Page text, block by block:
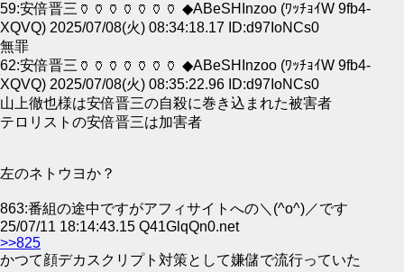
59:安倍晋三🏺🏺🏺🏺🏺🏺🏺 ◆ABeSHInzoo (ﾜｯﾁｮｲW 9fb4-
XQVQ) 2025/07/08(火) 08:34:18.17 ID:d97IoNCs0
無罪
62:安倍晋三🏺🏺🏺🏺🏺🏺🏺 ◆ABeSHInzoo (ﾜｯﾁｮｲW 9fb4-
XQVQ) 2025/07/08(火) 08:35:22.96 ID:d97IoNCs0
山上徹也様は安倍晋三の自殺に巻き込まれた被害者
テロリストの安倍晋三は加害者
左のネトウヨか？
863:番組の途中ですがアフィサイトへの＼(^o^)／です
25/07/11 18:14:43.15 Q41GlqQn0.net
>>825
かつて顔デカスクリプト対策として嫌儲で流行っていた